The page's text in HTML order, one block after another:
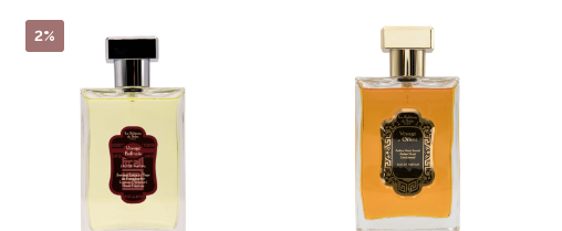
2%